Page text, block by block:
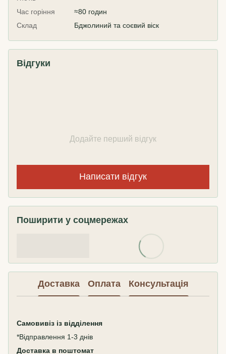
Час горіння
≈80 годин
Склад
Бджолиний та соєвий віск
Відгуки
Додайте перший відгук
Написати відгук
Поширити у соцмережах
Доставка Оплата Консультація
Самовивіз із відділення
*Відправлення 1-3 днів
Доставка в поштомат